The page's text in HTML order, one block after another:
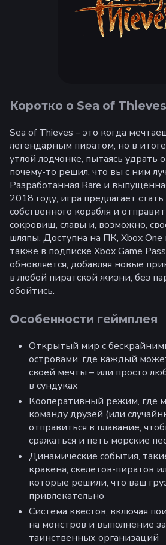
Коротко о Sea of Thieves
Sea of Thieves – это когда
легендарным пиратом, но в
утлой лодчонке, пытаясь удрать
почему-то решил, что вы с ним
Разработанная Rare и
2018 году, игра предлагает
собственного корабля и
сокровищ, славы и, возможно,
шляпы. Доступна на ПК, Xbox One
также в подписке Xbox Game
обновляется, добавляя новые
в любой пиратской жизни, без
обойтись.
Особенности геймплея
Открытый мир с
островами, где каждый
своей мечты – или просто
в сундуках
Кооперативный режим, где
команду друзей (или
отправиться в плавание,
сражаться и петь морские
Динамические события,
кракена, скелетов-пиратов
которые решили, что ваш
привлекательно
Система квестов, включая
на монстров и выполнение
таинственных организаций